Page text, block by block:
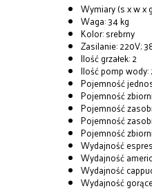
Wymiary (s x w x
Waga: 34 kg
Kolor: srebrny
Zasilanie: 220V;
Ilość grzałek: 2
Ilość pomp wody:
Pojemność
Pojemność
Pojemność
Pojemność
Pojemność
Wydajność
Wydajność
Wydajność
Wydajność